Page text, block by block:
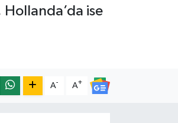
ise
A- A+